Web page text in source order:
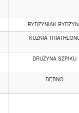
RYDZYNIAK
KUZNIA
DRUŻYNA SZPIKU
DĘBNO